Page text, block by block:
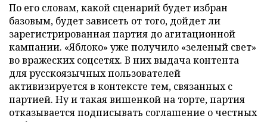
По его словам, какой сценарий будет избран
базовым, будет зависеть от того, дойдет ли
зарегистрированная партия до агитационной
кампании. «Яблоко» уже получило «зеленый свет»
во вражеских соцсетях. В них выдача контента
для русскоязычных пользователей
активизируется в контексте тем, связанных с
партией. Ну и такая вишенкой на торте, партия
отказывается подписывать соглашение о честных